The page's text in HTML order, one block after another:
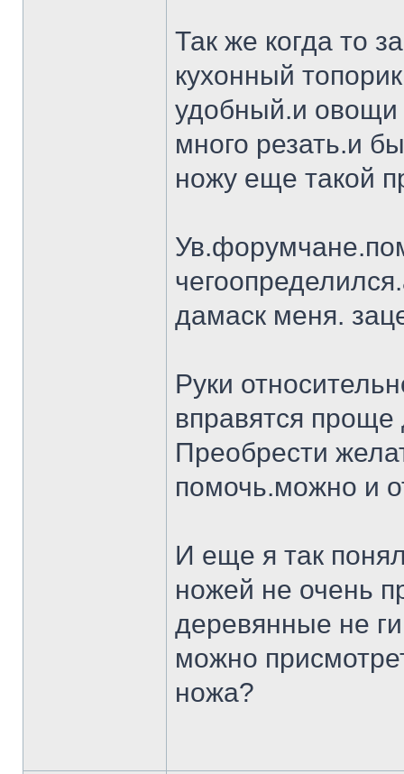
Так же когда то
кухонный
удобный.и овощи
много резать.и
ножу еще такой
дамаск меня.
Руки
вправятся
Преобрести
помочь.можно и
И еще я так
ножей не очень
деревянные не
можно
ножа?